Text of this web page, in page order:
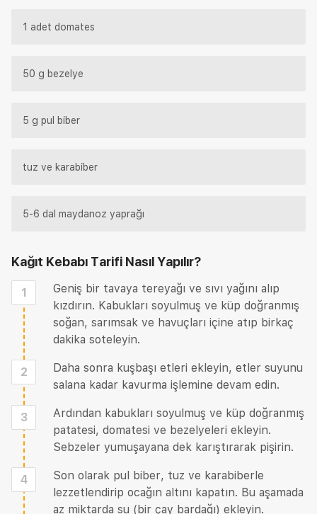
1 adet domates
50 g bezelye
5 g pul biber
tuz ve karabiber
5-6 dal maydanoz yaprağı
Kağıt Kebabı Tarifi Nasıl Yapılır?
1
Geniş bir tavaya tereyağı ve sıvı yağını alıp
kızdırın. Kabukları soyulmuş ve küp doğranmış
soğan, sarımsak ve havuçları içine atıp birkaç
dakika soteleyin.
2
Daha sonra kuşbaşı etleri ekleyin, etler suyunu
salana kadar kavurma işlemine devam edin.
3
Ardından kabukları soyulmuş ve küp doğranmış
patatesi, domatesi ve bezelyeleri ekleyin.
Sebzeler yumuşayana dek karıştırarak pişirin.
4
Son olarak pul biber, tuz ve karabiberle
lezzetlendirip ocağın altını kapatın. Bu aşamada
az miktarda su (bir çay bardağı) ekleyin.